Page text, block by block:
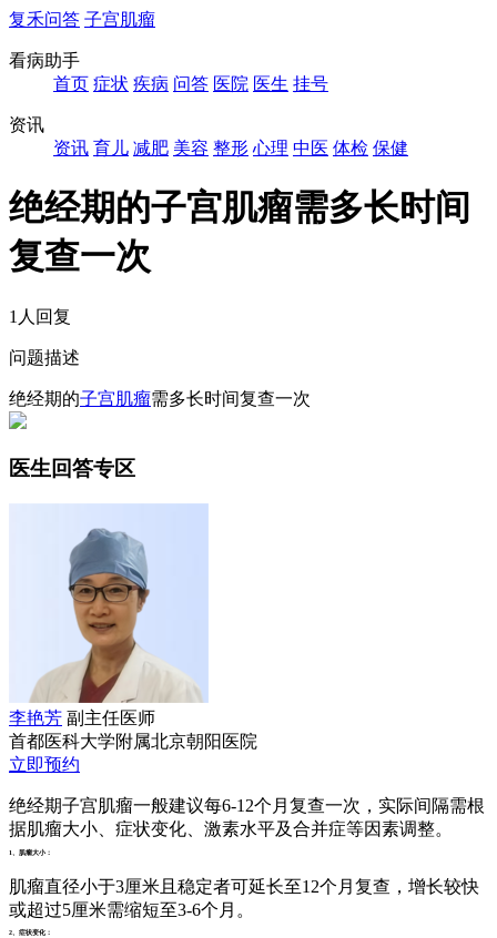
复禾问答 子宫肌瘤
看病助手
首页 症状 疾病 问答 医院 医生 挂号
资讯
资讯 育儿 减肥 美容 整形 心理 中医 体检 保健
绝经期的子宫肌瘤需多长时间
复查一次
1人回复
问题描述
绝经期的子宫肌瘤需多长时间复查一次
医生回答专区
李艳芳 副主任医师
首都医科大学附属北京朝阳医院
立即预约
绝经期子宫肌瘤一般建议每6-12个月复查一次，实际间隔需根
据肌瘤大小、症状变化、激素水平及合并症等因素调整。
1、肌瘤大小：
肌瘤直径小于3厘米且稳定者可延长至12个月复查，增长较快
或超过5厘米需缩短至3-6个月。
2、症状变化：